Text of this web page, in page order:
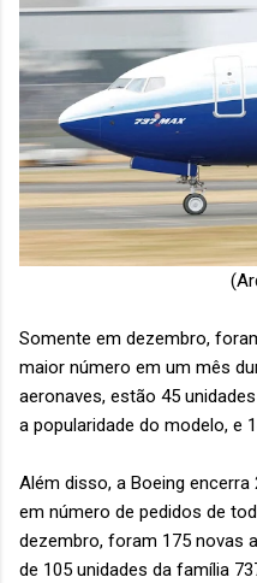
Somente em dezembro,
maior número em um mês
aeronaves, estão 45
a popularidade do modelo, e
Além disso, a Boeing
em número de pedidos de
dezembro, foram 175 novas
de 105 unidades da família